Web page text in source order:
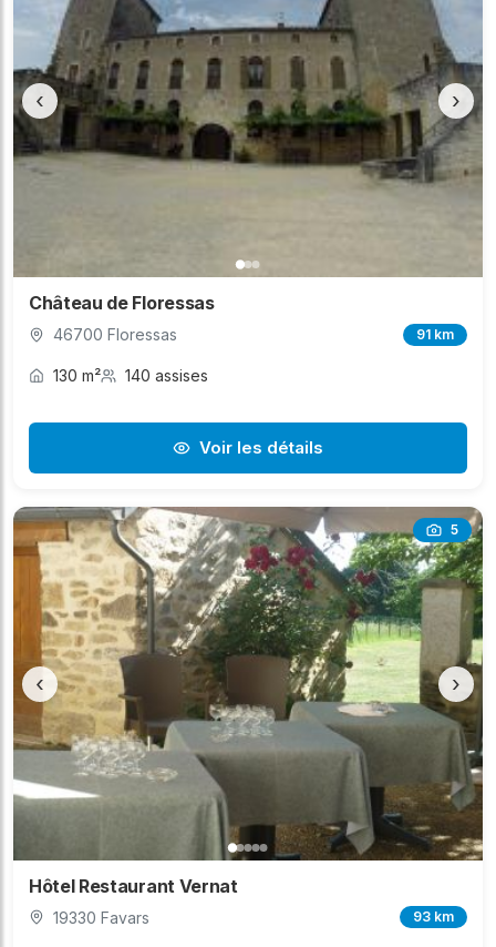
‹ ›
Château de Floressas
46700 Floressas 91 km
130 m² 140 assises
Voir les détails
5
‹ ›
Hôtel Restaurant Vernat
19330 Favars 93 km